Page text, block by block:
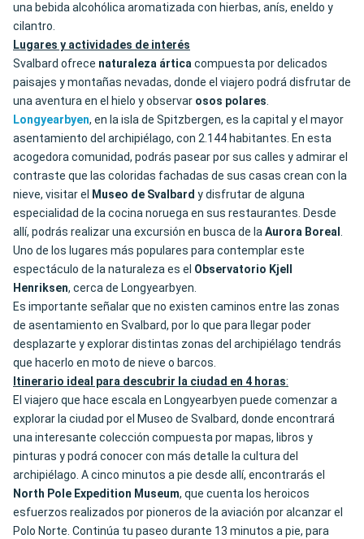
una bebida alcohólica aromatizada con hierbas, anís, eneldo y
cilantro.
Lugares y actividades de interés
Svalbard ofrece naturaleza árticacompuesta por delicados
paisajes y montañas nevadas, donde el viajero podrá disfrutar de
una aventura en el hielo y observar osos polares.
Longyearbyen, en la isla de Spitzbergen, es la capital y el mayor
asentamiento del archipiélago, con 2.144 habitantes. En esta
acogedora comunidad, podrás pasear por sus calles y admirar el
contraste que las coloridas fachadas de sus casas crean con la
nieve, visitar el
Museo de Svalbard y disfrutar de alguna
especialidad de la cocina noruega en sus restaurantes. Desde
allí, podrás realizar una excursión en busca de laAurora Boreal .
Uno de los lugares más populares para contemplar este
espectáculo de la naturaleza es el Observatorio Kjell
Henriksen, cerca de Longyearbyen.
Es importante señalar que no existen caminos entre las zonas
de asentamiento en Svalbard, por lo que para llegar poder
desplazarte y explorar distintas zonas del archipiélago tendrás
que hacerlo en moto de nieve o barcos.
Itinerario ideal para descubrir la ciudad en 4 horas:
El viajero que hace escala en Longyearbyen puede comenzar a
explorar la ciudad por el Museo de Svalbard, donde encontrará
una interesante colección compuesta por mapas, libros y
pinturas y podrá conocer con más detalle la cultura del
archipiélago. A cinco minutos a pie desde allí, encontrarás el
North Pole Expedition Museum, que cuenta los heroicos
esfuerzos realizados por pioneros de la aviación por alcanzar el
Polo Norte. Continúa tu paseo durante 13 minutos a pie, para